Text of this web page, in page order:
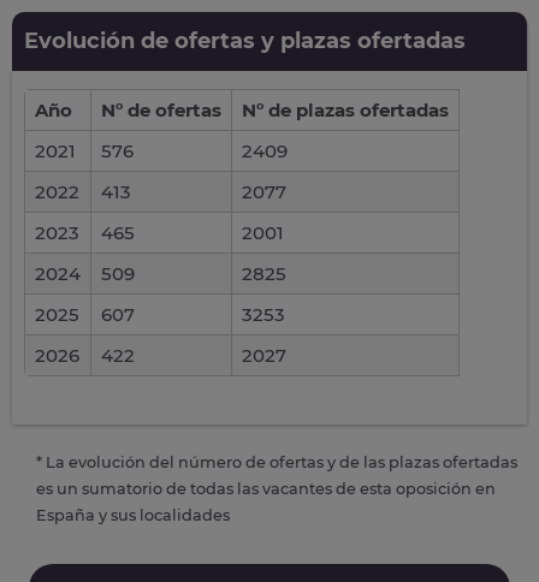
Evolución de ofertas y plazas ofertadas
Año Nº de ofertas
Nº de plazas ofertadas
2021
576
2409
2022
413
2077
2023
465
2001
2024
509
2825
2025
607
3253
2026
422 2027
* La evolución del número de ofertas y de las plazas ofertadas
es un sumatorio de todas las vacantes de esta oposición en
España y sus localidades